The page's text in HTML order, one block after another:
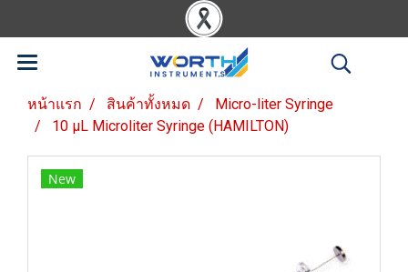
หน้าแรก สินค้าทั้งหมด
Micro-liter Syringe
10 µL Microliter Syringe (HAMILTON)
New